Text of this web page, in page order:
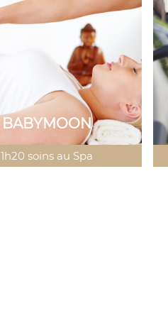
BABYMOON
1h20 soins au Spa